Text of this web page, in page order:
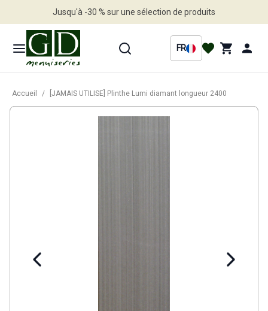
Jusqu'à -30 % sur une sélection de produits
FR
Accueil / [JAMAIS UTILISE] Plinthe Lumi diamant longueur 2400